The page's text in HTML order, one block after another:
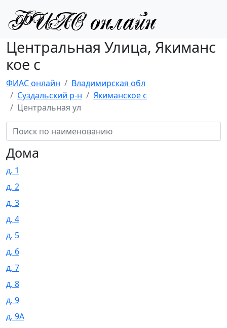
Центральная Улица, Якиманс
кое с
ФИАС онлайн
Владимирская обл
Суздальский р-н
Якиманское с
Центральная ул
Дома
д. 1
д. 2
д. 3
д. 4
д. 5
д. 6
д. 7
д. 8
д. 9
д. 9А